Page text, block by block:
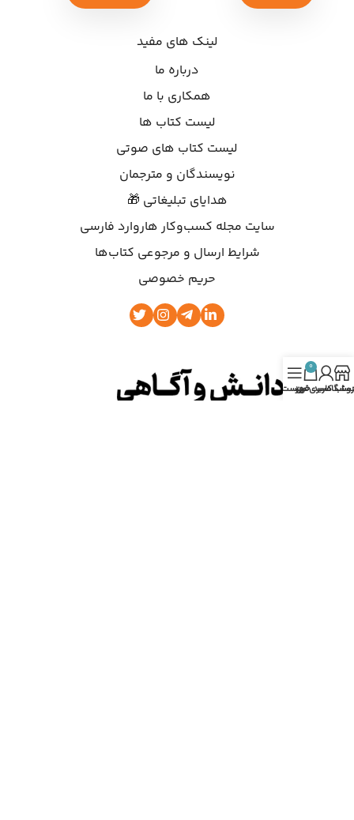
لینک های مفید
درباره ما
همکاری با ما
لیست کتاب ها
لیست کتاب های صوتی
نویسندگان و مترجمان
هدایای تبلیغاتی 🎁
سایت مجله کسب‌وکار هاروارد فارسی
شرایط ارسال و مرجوعی کتاب‌ها
حریم خصوصی
کاربری من
0
سبد خریدفهرست